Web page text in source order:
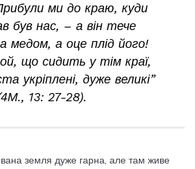
ми до краю, куди
був нас, – а він тече
медом, а оце плід його!
що сидить у тім краї,
укріплені, дуже великі”
13: 27-28).
земля дуже гарна, але там живе